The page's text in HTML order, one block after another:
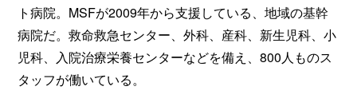
ト病院。MSFが2009年から支援している、地域の基幹
病院だ。救命救急センター、外科、産科、新生児科、小
児科、入院治療栄養センターなどを備え、800人ものス
タッフが働いている。